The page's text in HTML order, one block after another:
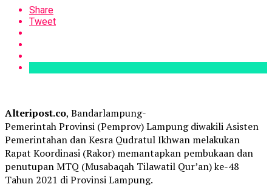
Share
Tweet
Alteripost.co, Bandarlampung-
Pemerintah Provinsi (Pemprov) Lampung diwakili Asisten
Pemerintahan dan Kesra Qudratul Ikhwan melakukan
Rapat Koordinasi (Rakor) memantapkan pembukaan dan
penutupan MTQ (Musabaqah Tilawatil Qur’an) ke-48
Tahun 2021 di Provinsi Lampung.